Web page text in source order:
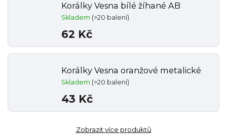
Korálky Vesna bílé žíhané AB
Skladem (>20 balení)
62 Kč
Korálky Vesna oranžové metalické
Skladem (>20 balení)
43 Kč
Zobrazit více produktů